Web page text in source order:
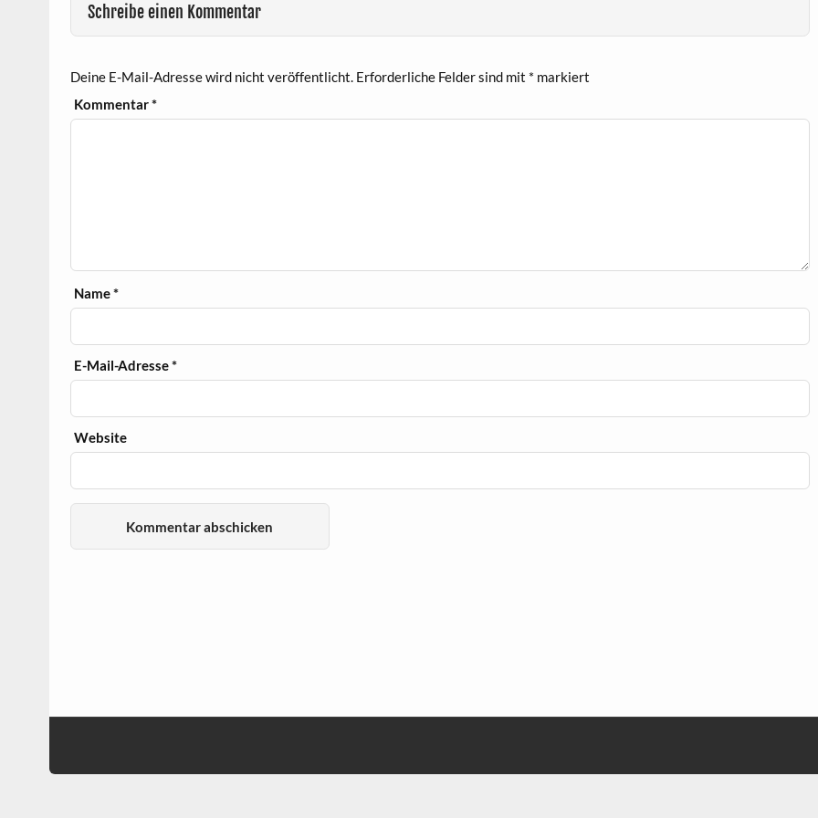
Schreibe einen Kommentar
Deine E-Mail-Adresse wird nicht veröffentlicht. Erforderliche Felder sind mit * markiert
Kommentar*
Name*
E-Mail-Adresse*
Website
IMG_1865